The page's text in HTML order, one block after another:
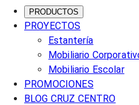
PRODUCTOS
PROYECTOS
Estantería
Mobiliario
Mobiliario Escolar
PROMOCIONES
BLOG CRUZ CENTRO